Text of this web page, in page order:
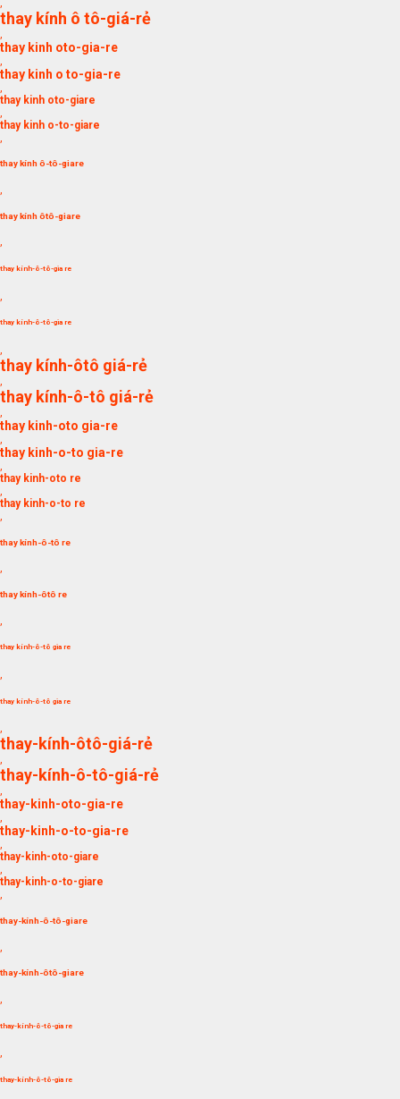
thay kính ô tô-giá-rẻ
thay kinh oto-gia-re
thay kinh o to-gia-re
thay kinh oto-giare
thay kinh o-to-giare
thay kính ô-tô-giare
,
thay kính ôtô-giare
,
thay kính-ô-tô-gia re
thay kính-ô-tô-gia re
,
thay kính-ôtô giá-rẻ
,
thay kính-ô-tô giá-rẻ
,
thay kinh-oto gia-re
,
thay kinh-o-to gia-re
,
thay kinh-oto re
,
thay kinh-o-to re
,
thay kính-ô-tô re
,
thay kính-ôtô re
thay kính-ô-tô gia re
,
thay kính-ô-tô gia re
,
thay-kính-ôtô-giá-rẻ
,
thay-kính-ô-tô-giá-rẻ
,
thay-kinh-oto-gia-re
,
thay-kinh-o-to-gia-re
,
thay-kinh-oto-giare
,
thay-kinh-o-to-giare
,
thay-kính-ô-tô-giare
thay-kính-ôtô-giare
,
thay-kính-ô-tô-gia re
,
thay-kính-ô-tô-gia re